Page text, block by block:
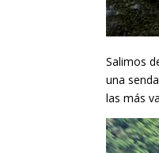
Salimos
una
las más